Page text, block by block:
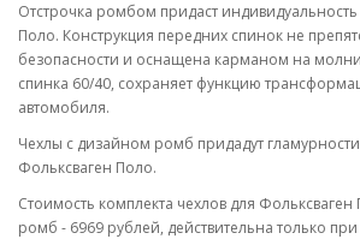
Отстрочка ромбом придаст
Поло. Конструкция передних спинок не
безопасности и оснащена карманом на
спинка 60/40, сохраняет функцию
автомобиля.
Чехлы с дизайном ромб придадут
Фольксваген Поло.
Стоимость комплекта чехлов для
ромб - 6969 рублей, действительна только